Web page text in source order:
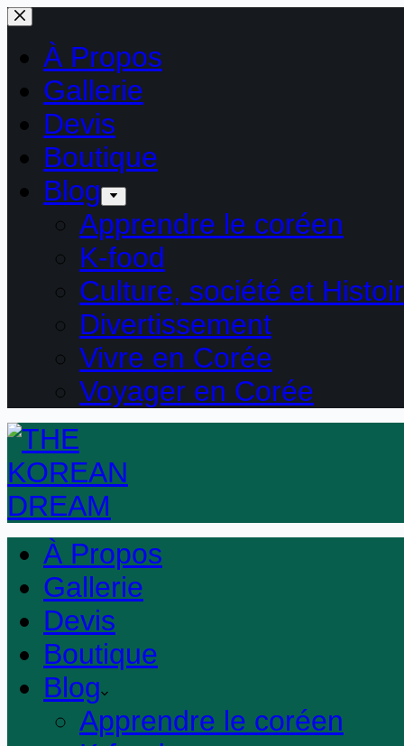
Passer
au
contenuÀ Propos
Gallerie
Devis
Boutique
Blog
Apprendre le coréen
K-food
Culture, société et
Divertissement
Vivre en Corée
Voyager en Corée
À Propos
Gallerie
Devis
Boutique
Blog
Apprendre le coréen